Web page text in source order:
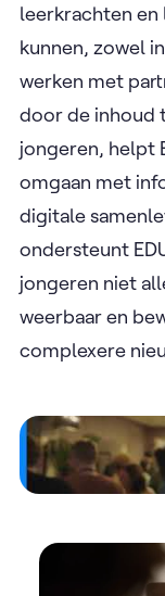
leerkrachten en
kunnen, zowel
werken met
door de inhoud
jongeren, helpt
omgaan met
digitale
ondersteunt
jongeren niet
weerbaar en
complexere
Video